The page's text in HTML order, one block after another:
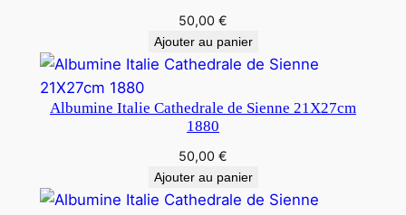
50,00 €
Ajouter au panier
Albumine Italie Cathedrale de Sienne 21X27cm
1880
50,00 €
Ajouter au panier